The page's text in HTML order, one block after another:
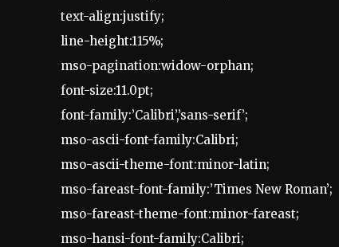
text-align:justify;
line-height:115%;
mso-pagination:widow-orphan;
font-size:11.0pt;
font-family:’Calibri’,’sans-serif’;
mso-ascii-font-family:Calibri;
mso-ascii-theme-font:minor-latin;
mso-fareast-font-family:’Times New Roman’;
mso-fareast-theme-font:minor-fareast;
mso-hansi-font-family:Calibri;